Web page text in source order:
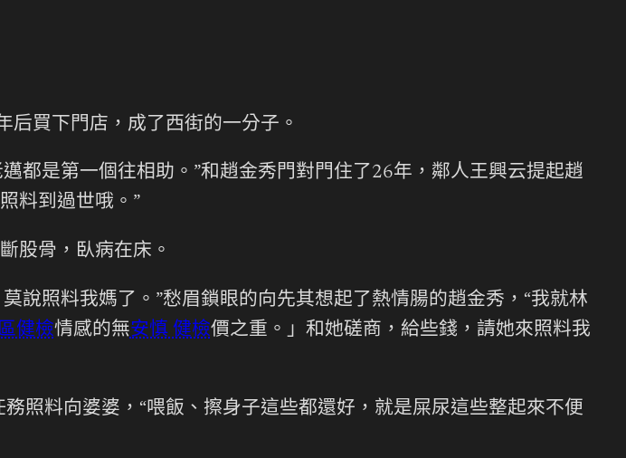
買下門店，成了西街的一分子。
都是第一個往相助。”和趙金秀門對門住了26年，鄰人王興云提起趙
料到過世哦。”
股骨，臥病在床。
說照料我媽了。”愁眉鎖眼的向先其想起了熱情腸的趙金秀，“我就林
健檢情感的無安慎 健檢價之重。」和她磋商，給些錢，請她來照料我
照料向婆婆，“喂飯、擦身子這些都還好，就是屎尿這些整起來不便